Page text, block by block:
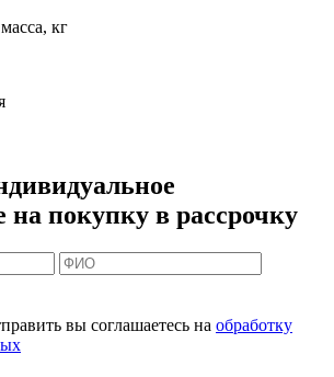
кг
на покупку в рассрочку
вы соглашаетесь на обработку